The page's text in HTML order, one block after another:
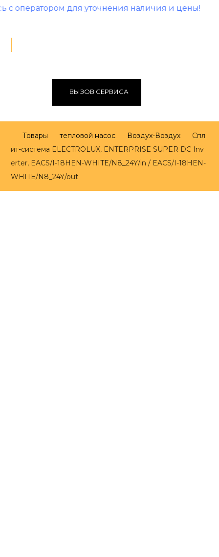
для уточнения наличия и цены!
ВЫЗОВ СЕРВИСА
Товары тепловой насос Воздух-Воздух
Спл
ит-система ELECTROLUX, ENTERPRISE SUPER DC Inv
erter, EACS/I-18HEN-WHITE/N8_24Y/in / EACS/I-18HEN-
WHITE/N8_24Y/out